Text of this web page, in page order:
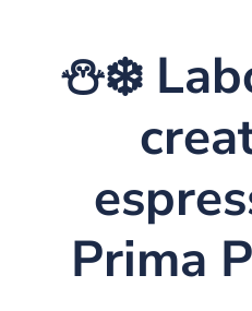
⛄️❄️
Prima